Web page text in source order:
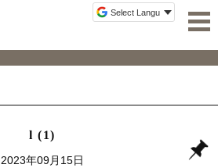
l (1)
2023年09月15日